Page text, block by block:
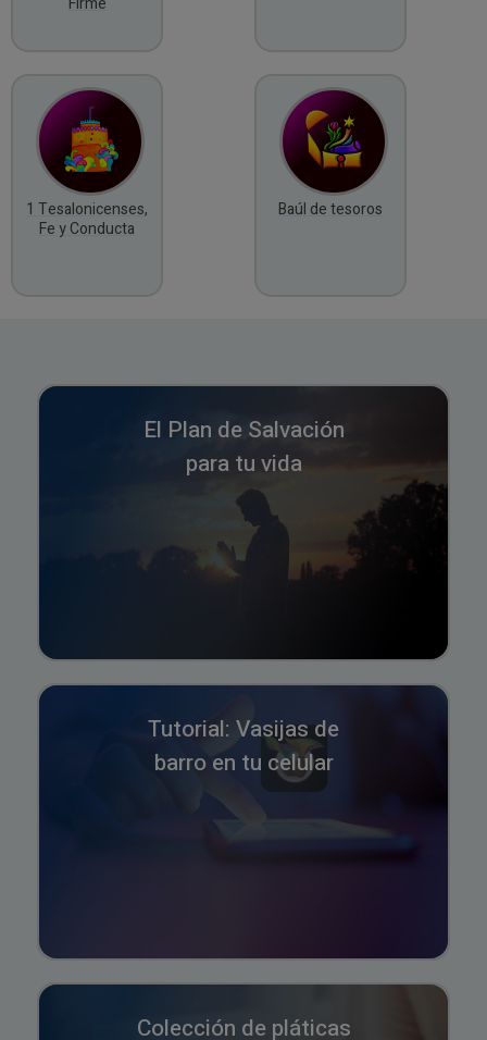
El Plan de Salvación
para tu vida
Tutorial: Vasijas de
barro en tu celular
Colección de pláticas
1 Tesalonicenses,
Fe y Conducta
Baúl de tesoros